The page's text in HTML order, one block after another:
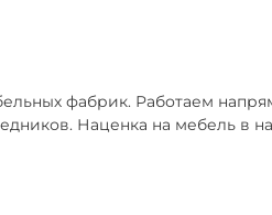
фабрик. Работаем
Наценка на мебель в